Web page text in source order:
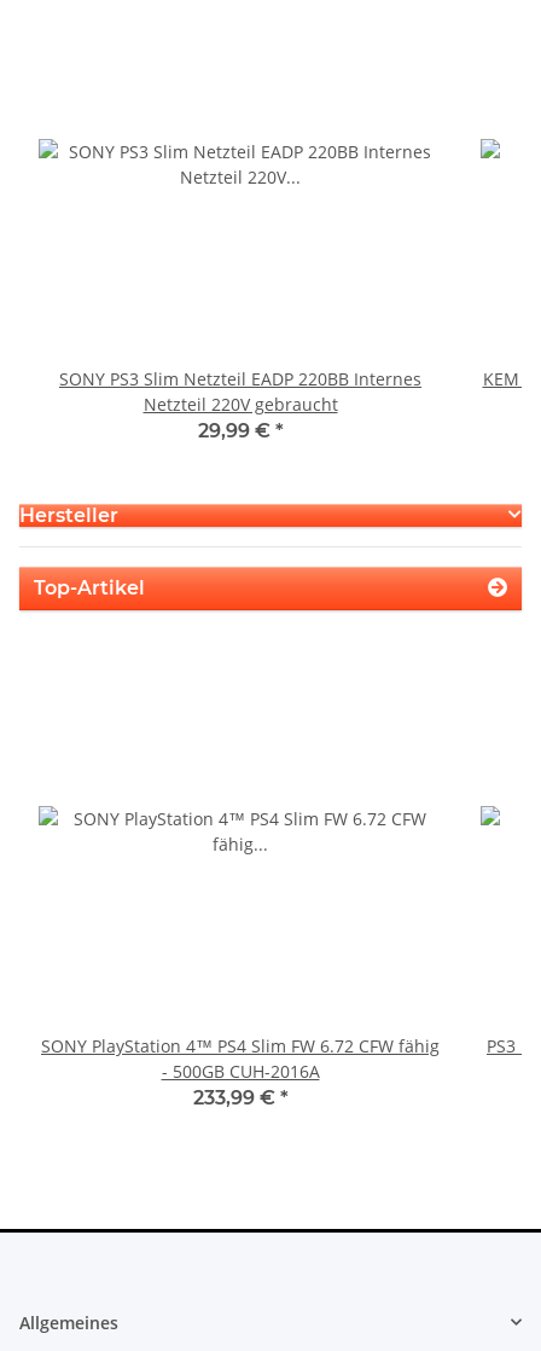
SONY PS3 Slim Netzteil EADP 220BB Internes
Netzteil 220V gebraucht
29,99 € *
KEM
Hersteller
Top-Artikel
SONY PlayStation 4™ PS4 Slim FW 6.72 CFW fähig
- 500GB CUH-2016A
233,99 € *
PS3
Allgemeines